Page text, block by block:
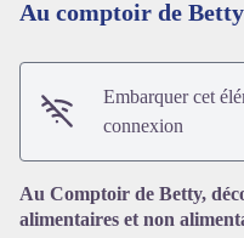
Au comptoir de Betty
Embarquer cet
connexion
Au Comptoir de Betty,
alimentaires et non